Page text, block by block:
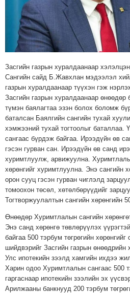
МЭДЭХҮЙ
ТЕХНОЛОГИ
ЭРДЭНЭТ
ҮЙЛДВЭРИЙН
ЭРГЭН
ТОЙРОНД
ХАВРЫН
ЭРГЭН
ТОЙРОНД
"ОУВС"-
ЭРГЭН
ТОЙРОНД
ЭРГЭН
ТОЙРОНД
ГРАНАТ
ДЭЛБЭРСЭН
ОСЛЫН
ЭРГЭН
Засгийн газрын хуралдаанаар
Сангийн сайд Б.Жавхлан мэдээлэл
газрын хуралдаанаар түүхэн гэж
Засгийн газрын хуралдаанаар
түмэн баялагтаа эзэн болох боломж
баталсан Баялгийн сангийн тухай
хэмжээний тухай тогтоолыг баталлаа.
сангаас бүрдэж байгаа. Ирээдүйн өв
гэсэн гурван сан. Ирээдүйн өв санд
хуримтлуулж, арвижуулна.
хөрөнгийг хуримтлуулна. Энэ сангийн
орон сууц гэсэн гурван чиглэлд
томоохон төсөл, хөтөлбөрүүдийг
Тогтворжуулалтын сангийн хөрөнгийн
Өнөөдөр Хуримтлалын сангийн
Энэ санд хөрөнгө төвлөрүүлэх
байгаа 500 тэрбум төгрөгийн
шийдвэрийг Засгийн газрын өнөөдрийн
Улс ипотекийн зээлд хамгийн ихдээ
Харин одоо Хуримтлалын сангаас 500
гаргаснаар ипотекийн зээлийн эх
Арилжааны банкнууд 200 тэрбум